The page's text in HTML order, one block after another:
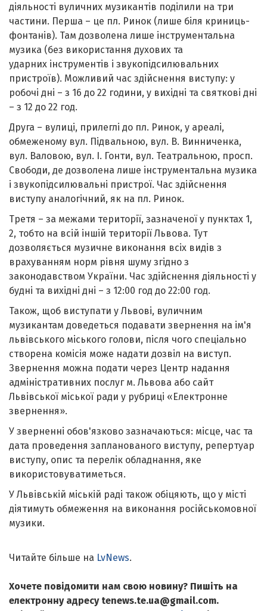
діяльності вуличних музикантів поділили на три
частини. Перша – це пл. Ринок (лише біля криниць-
фонтанів). Там дозволена лише інструментальна
музика (без використання духових та
ударних інструментів і звукопідсилювальних
пристроїв). Можливий час здійснення виступу: у
робочі дні – з 16 до 22 години, у вихідні та святкові дні
– з 12 до 22 год.
Друга – вулиці, прилеглі до пл. Ринок, у ареалі,
обмеженому вул. Підвальною, вул. В. Винниченка,
вул. Валовою, вул. І. Гонти, вул. Театральною, просп.
Свободи, де дозволена лише інструментальна музика
і звукопідсилювальні пристрої. Час здійснення
виступу аналогічний, як на пл. Ринок.
Третя – за межами території, зазначеної у пунктах 1,
2, тобто на всій іншій території Львова. Тут
дозволяється музичне виконання всіх видів з
врахуванням норм рівня шуму згідно з
законодавством України. Час здійснення діяльності у
будні та вихідні дні – з 12:00 год до 22:00 год.
Також, щоб виступати у Львові, вуличним
музикантам доведеться подавати звернення на ім'я
львівського міського голови, після чого спеціально
створена комісія може надати дозвіл на виступ.
Звернення можна подати через Центр надання
адміністративних послуг м. Львова або сайт
Львівської міської ради у рубриці «Електронне
звернення».
У зверненні обов'язково зазначаються: місце, час та
дата проведення запланованого виступу, репертуар
виступу, опис та перелік обладнання, яке
використовуватиметься.
У Львівській міській раді також обіцяють, що у місті
діятимуть обмеження на виконання російськомовної
музики.
Читайте більше на LvNews.
Хочете повідомити нам свою новину? Пишіть на
електронну адресу tenews.te.ua@gmail.com.